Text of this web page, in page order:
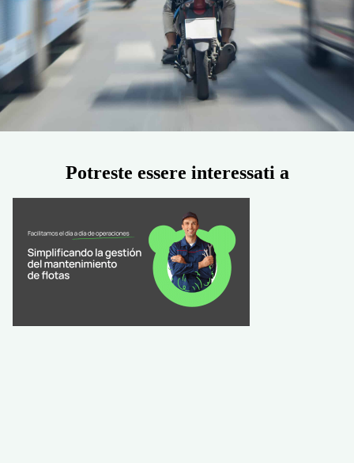
Potreste essere interessati a